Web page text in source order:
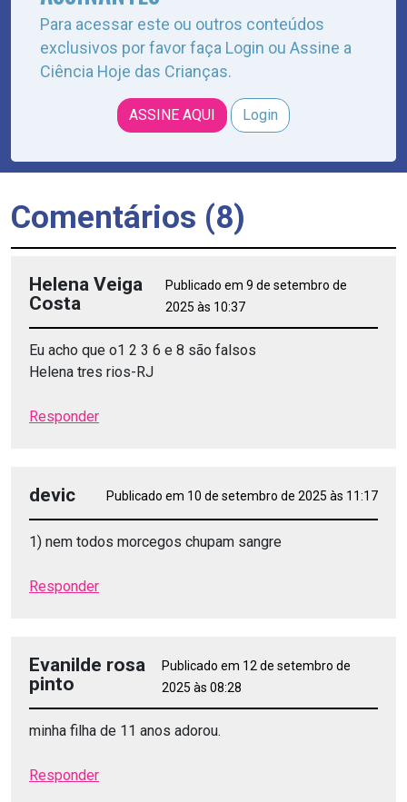
Para acessar este ou outros conteúdos
exclusivos por favor faça Login ou Assine a
Ciência Hoje das Crianças.
ASSINE AQUI Login
Comentários (8)
Helena Veiga
Costa
Publicado em 9 de setembro de
2025 às 10:37
Eu acho que o1 2 3 6 e 8 são falsos
Helena tres rios-RJ
Responder
devic Publicado em 10 de setembro de 2025 às 11:17
1) nem todos morcegos chupam sangre
Responder
Evanilde rosa
pinto
Publicado em 12 de setembro de
2025 às 08:28
minha filha de 11 anos adorou.
Responder